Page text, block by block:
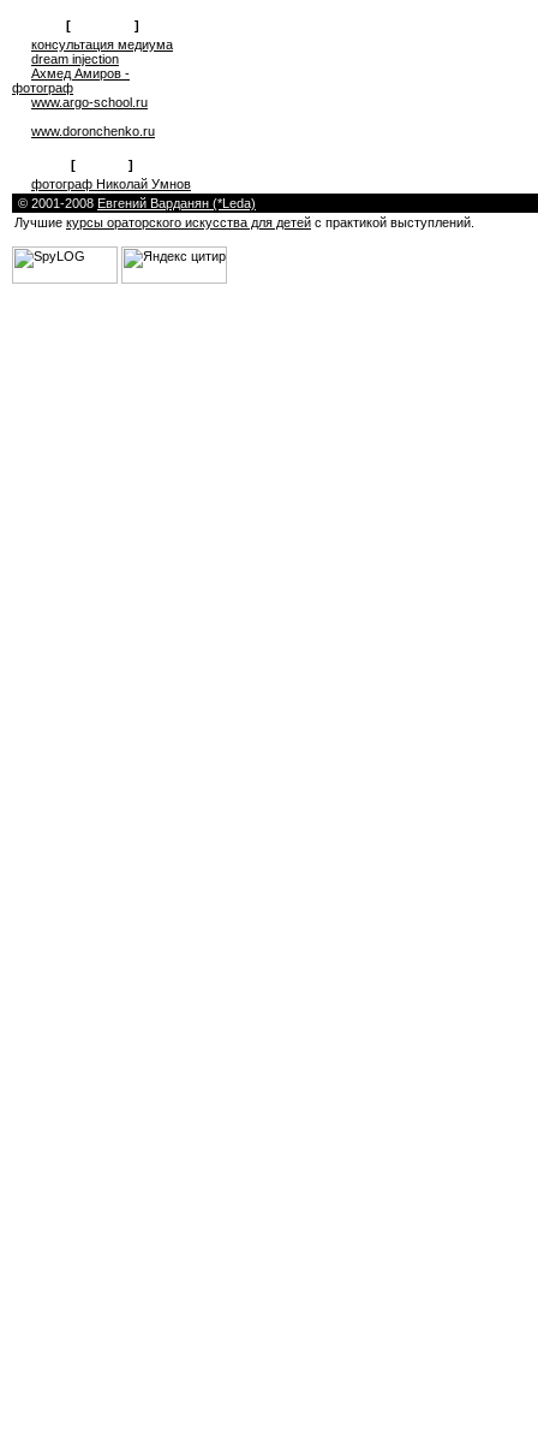
[
]
консультация медиума
dream injection
Ахмед Амиров -
фотограф
www.argo-school.ru
www.doronchenko.ru
[
]
фотограф Николай Умнов
© 2001-2008 Евгений Варданян (*Leda)
Лучшие курсы ораторского искусства для детей с практикой выступлений.